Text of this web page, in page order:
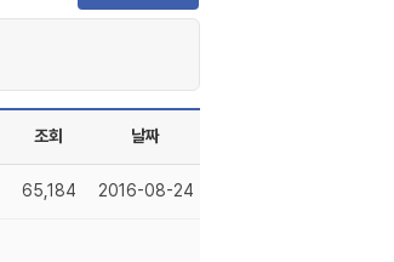
조회 날짜
65,184 2016-08-24